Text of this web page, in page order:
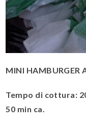
MINI HAMBURGER
Tempo di cottura:
50 min ca.